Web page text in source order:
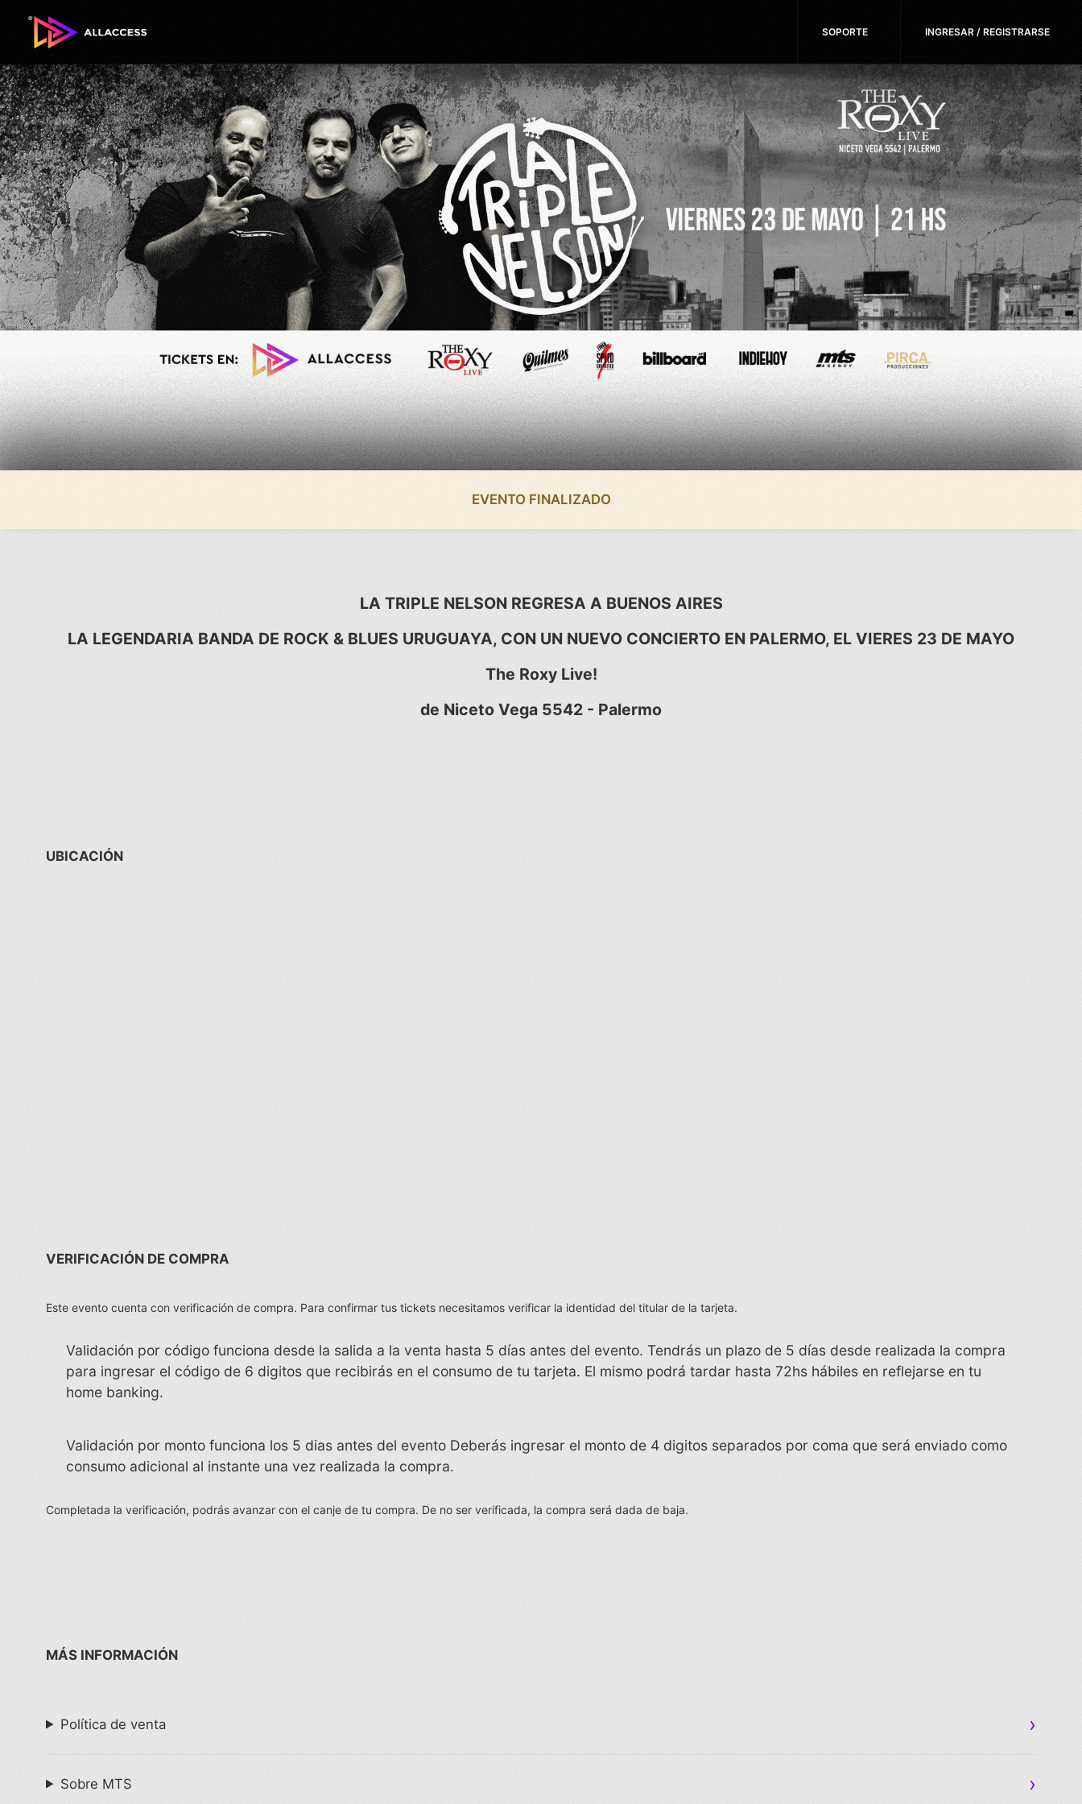
SOPORTE INGRESAR / REGISTRARSE
EVENTO FINALIZADO
LA TRIPLE NELSON REGRESA A BUENOS AIRES
LA LEGENDARIA BANDA DE ROCK & BLUES URUGUAYA, CON UN NUEVO CONCIERTO EN PALERMO, EL VIERES 23 DE MAYO
The Roxy Live!
de Niceto Vega 5542 - Palermo
UBICACIÓN
VERIFICACIÓN DE COMPRA
Este evento cuenta con verificación de compra. Para confirmar tus tickets necesitamos verificar la identidad del titular de la tarjeta.
Validación por código funciona desde la salida a la venta hasta 5 días antes del evento. Tendrás un plazo de 5 días desde realizada la compra
para ingresar el código de 6 digitos que recibirás en el consumo de tu tarjeta. El mismo podrá tardar hasta 72hs hábiles en reflejarse en tu
home banking.
Validación por monto funciona los 5 dias antes del evento Deberás ingresar el monto de 4 digitos separados por coma que será enviado como
consumo adicional al instante una vez realizada la compra.
Completada la verificación, podrás avanzar con el canje de tu compra. De no ser verificada, la compra será dada de baja.
MÁS INFORMACIÓN
Política de venta
Sobre MTS